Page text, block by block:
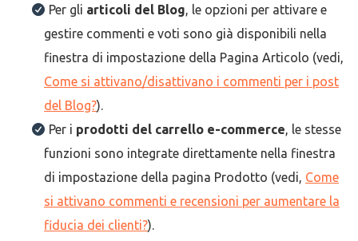
Per gli articoli del Blog, le opzioni per attivare e
gestire commenti e voti sono già disponibili nella
finestra di impostazione della Pagina Articolo (vedi,
Come si attivano/disattivano i commenti per i post
del Blog?).
Per i prodotti del carrello e-commerce, le stesse
funzioni sono integrate direttamente nella finestra
di impostazione della pagina Prodotto (vedi, Come
si attivano commenti e recensioni per aumentare la
fiducia dei clienti?).